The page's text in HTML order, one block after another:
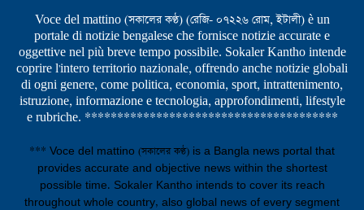
Voce del mattino (সকালের কণ্ঠ) (রেজি- ০৭২২৬ রোম, ইটালী) è un
portale di notizie bengalese che fornisce notizie accurate e
oggettive nel più breve tempo possibile. Sokaler Kantho intende
coprire l'intero territorio nazionale, offrendo anche notizie globali
di ogni genere, come politica, economia, sport, intrattenimento,
istruzione, informazione e tecnologia, approfondimenti, lifestyle
e rubriche. ***************************************
*** Voce del mattino (সকালের কণ্ঠ) is a Bangla news portal that
provides accurate and objective news within the shortest
possible time. Sokaler Kantho intends to cover its reach
throughout whole country, also global news of every segment